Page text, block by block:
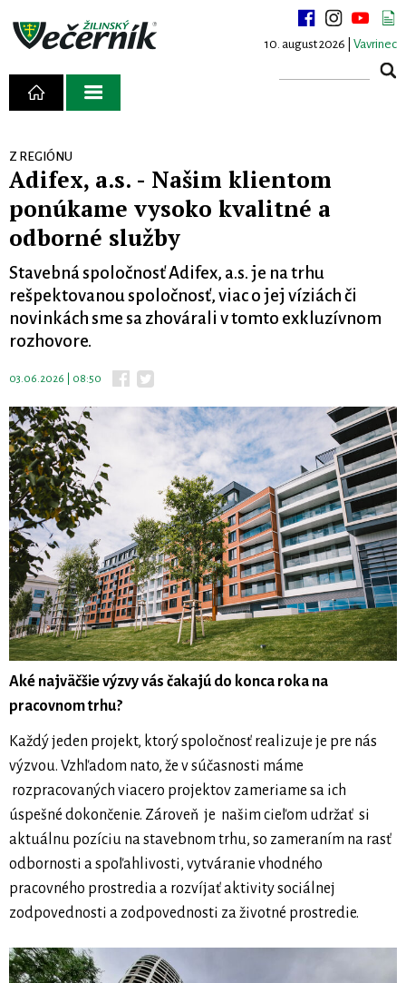
10. august 2026 | Vavrinec
Z REGIÓNU
Adifex, a.s. - Našim klientom
ponúkame vysoko kvalitné a
odborné služby
Stavebná spoločnosť Adifex, a.s. je na trhu
rešpektovanou spoločnosť, viac o jej víziách či
novinkách sme sa zhovárali v tomto exkluzívnom
rozhovore.
03.06.2026 | 08:50
Aké najväčšie výzvy vás čakajú do konca roka na
pracovnom trhu?
Každý jeden projekt, ktorý spoločnosť realizuje je pre nás
výzvou. Vzhľadom nato, že v súčasnosti máme
rozpracovaných viacero projektov zameriame sa ich
úspešné dokončenie. Zároveň je našim cieľom udržať si
aktuálnu pozíciu na stavebnom trhu, so zameraním na rasť
odbornosti a spoľahlivosti, vytváranie vhodného
pracovného prostredia a rozvíjať aktivity sociálnej
zodpovednosti a zodpovednosti za životné prostredie.